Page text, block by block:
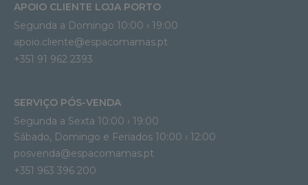
APOIO CLIENTE LOJA PORTO
Segunda a Domingo 10:00 › 19:00
apoio.cliente@espacomamas.pt
+351 91 962 2393
SERVIÇO PÓS-VENDA
Segunda a Sexta 10:00 › 19:00
Sábado, Domingo e Feriados 10:00 › 12:00
posvenda@espacomamas.pt
+351 963 396 200